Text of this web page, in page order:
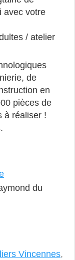
avec votre
/ atelier
de
en
pièces de
à réaliser !
du
Vincennes,